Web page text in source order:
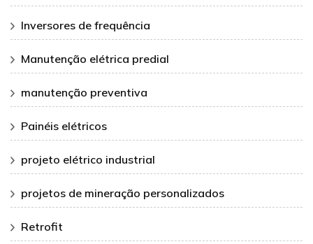
Inversores de frequência
Manutenção elétrica predial
manutenção preventiva
Painéis elétricos
projeto elétrico industrial
projetos de mineração personalizados
Retrofit